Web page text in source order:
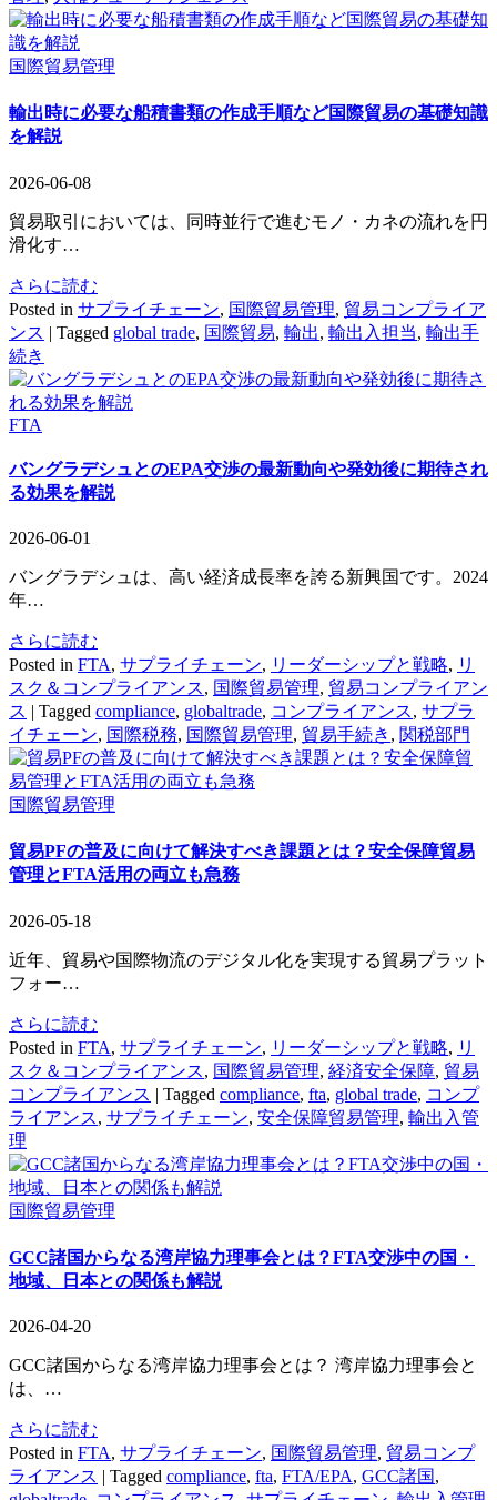
国際貿易管理
輸出時に必要な船積書類の作成手順など国際貿易の基礎知識
を解説
2026-06-08
貿易取引においては、同時並行で進むモノ・カネの流れを円
滑化す…
さらに読む
Posted in サプライチェーン, 国際貿易管理, 貿易コンプライア
ンス | Tagged global trade, 国際貿易, 輸出, 輸出入担当, 輸出手
続き
FTA
バングラデシュとのEPA交渉の最新動向や発効後に期待され
る効果を解説
2026-06-01
バングラデシュは、高い経済成長率を誇る新興国です。2024
年…
さらに読む
Posted in FTA, サプライチェーン, リーダーシップと戦略, リ
スク＆コンプライアンス, 国際貿易管理, 貿易コンプライアン
ス | Tagged compliance, globaltrade, コンプライアンス, サプラ
イチェーン, 国際税務, 国際貿易管理, 貿易手続き , 関税部門
国際貿易管理
貿易PFの普及に向けて解決すべき課題とは？安全保障貿易
管理とFTA活用の両立も急務
2026-05-18
近年、貿易や国際物流のデジタル化を実現する貿易プラット
フォー…
さらに読む
Posted in FTA, サプライチェーン, リーダーシップと戦略, リ
スク＆コンプライアンス, 国際貿易管理, 経済安全保障, 貿易
コンプライアンス | Tagged compliance, fta, global trade, コンプ
ライアンス, サプライチェーン, 安全保障貿易管理, 輸出入管
理
国際貿易管理
GCC諸国からなる湾岸協力理事会とは？FTA交渉中の国・
地域、日本との関係も解説
2026-04-20
GCC諸国からなる湾岸協力理事会とは？ 湾岸協力理事会と
は、…
さらに読む
Posted in FTA, サプライチェーン, 国際貿易管理, 貿易コンプ
ライアンス | Tagged compliance, fta, FTA/EPA, GCC諸国,